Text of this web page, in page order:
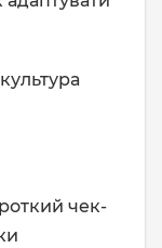
чек-